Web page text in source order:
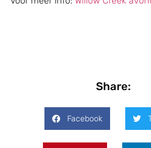
Share:
Facebook